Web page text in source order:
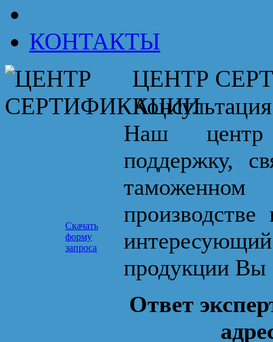
КОНТАКТЫ
ЦЕНТР
Скачать
форму
запроса
Наш центр
поддержку,
продукции Вы
Ответ